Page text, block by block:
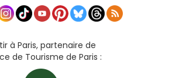
à Paris, partenaire de
de Tourisme de Paris :